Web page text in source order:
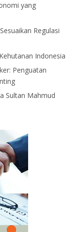
yang
Regulasi
Indonesia
Penguatan
Sultan Mahmud